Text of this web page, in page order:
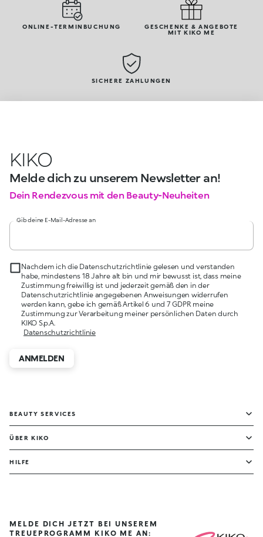
ONLINE-TERMINBUCHUNG
GESCHENKE & ANGEBOTE
MIT KIKO ME
SICHERE ZAHLUNGEN
KIKO
Melde dich zu unserem Newsletter an!
Dein Rendezvous mit den Beauty-Neuheiten
Gib deine E-Mail-Adresse an
Nachdem ich die Datenschutzrichtlinie gelesen und verstanden
habe, mindestens 18 Jahre alt bin und mir bewusst ist, dass meine
Zustimmung freiwillig ist und jederzeit gemäß den in der
Datenschutzrichtlinie angegebenen Anweisungen widerrufen
werden kann, gebe ich gemäß Artikel 6 und 7 GDPR meine
Zustimmung zur Verarbeitung meiner persönlichen Daten durch
KIKO S.p.A.
Datenschutzrichtlinie
ANMELDEN
BEAUTY SERVICES
ÜBER KIKO
HILFE
MELDE DICH JETZT BEI UNSEREM
TREUEPROGRAMM KIKO ME AN: